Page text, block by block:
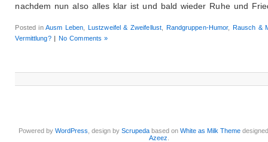
nachdem nun also alles klar ist und bald wieder Ruhe und
Posted inAusm Leben Lustzweifel & Zweifellust Randgruppen-Humor, Rausch &
Vermittlung? | No Comments »
Powered byWordPress , design byScrupeda based onWhite as Milk Theme
Azeez